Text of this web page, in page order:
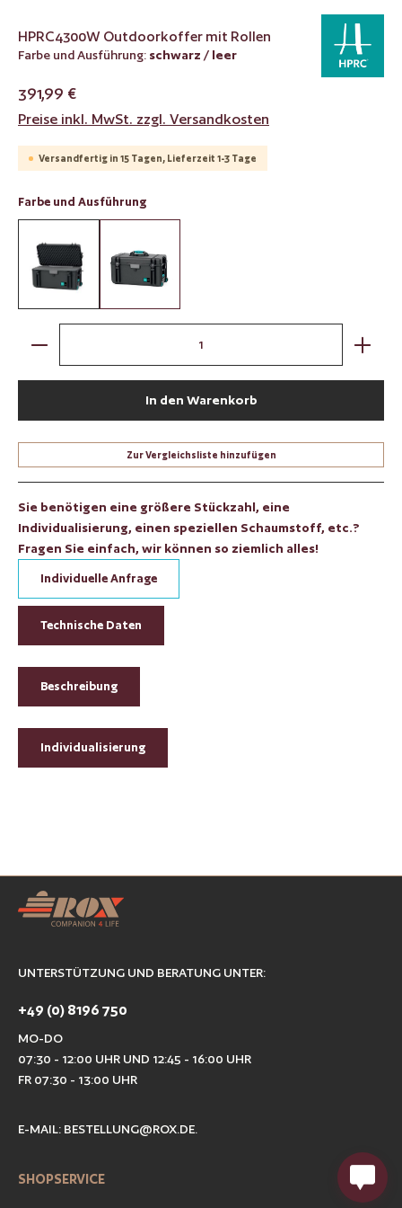
HPRC4300W Outdoorkoffer mit Rollen
Farbe und Ausführung: schwarz / leer
391,99 €
Preise inkl. MwSt. zzgl. Versandkosten
Versandfertig in 15 Tagen, Lieferzeit 1-3 Tage
Farbe und Ausführungauswählen
schwarz / mit Würfelschaumstoff
schwarz / leer
Produkt Anzahl: Gib den gewünschten Wert ein oder
In den Warenkorb
Zur Vergleichsliste hinzufügen
Sie benötigen eine größere Stückzahl, eine
Individualisierung, einen speziellen Schaumstoff, etc.?
Fragen Sie einfach, wir können so ziemlich alles!
Individuelle Anfrage
Technische Daten
Beschreibung
Individualisierung
UNTERSTÜTZUNG UND BERATUNG UNTER:
+49 (0) 8196 750
MO-DO
07:30 - 12:00 UHR UND 12:45 - 16:00 UHR
FR 07:30 - 13:00 UHR
E-MAIL: BESTELLUNG@ROX.DE.
SHOPSERVICE